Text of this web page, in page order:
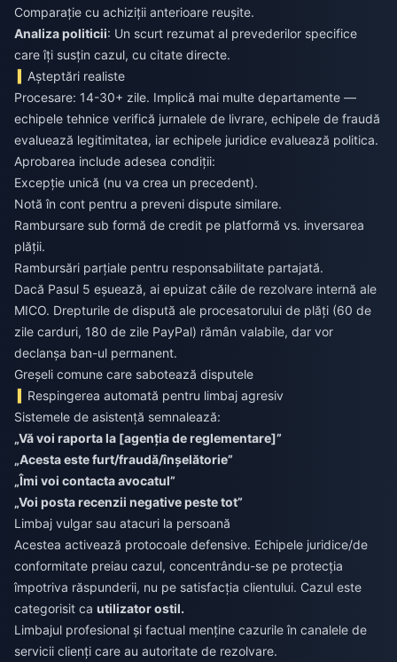
Comparație cu achiziții anterioare reușite.
Analiza politicii: Un scurt rezumat al prevederilor specifice
care îți susțin cazul, cu citate directe.
Așteptări realiste
Procesare: 14-30+ zile. Implică mai multe departamente —
echipele tehnice verifică jurnalele de livrare, echipele de fraudă
evaluează legitimitatea, iar echipele juridice evaluează politica.
Aprobarea include adesea condiții:
Excepție unică (nu va crea un precedent).
Notă în cont pentru a preveni dispute similare.
Rambursare sub formă de credit pe platformă vs. inversarea
plății.
Rambursări parțiale pentru responsabilitate partajată.
Dacă Pasul 5 eșuează, ai epuizat căile de rezolvare internă ale
MICO. Drepturile de dispută ale procesatorului de plăți (60 de
zile carduri, 180 de zile PayPal) rămân valabile, dar vor
declanșa ban-ul permanent.
Greșeli comune care sabotează disputele
Respingerea automată pentru limbaj agresiv
Sistemele de asistență semnalează:
„Vă voi raporta la [agenția de reglementare]”
„Acesta este furt/fraudă/înșelătorie”
„Îmi voi contacta avocatul”
„Voi posta recenzii negative peste tot”
Limbaj vulgar sau atacuri la persoană
Acestea activează protocoale defensive. Echipele juridice/de
conformitate preiau cazul, concentrându-se pe protecția
împotriva răspunderii, nu pe satisfacția clientului. Cazul este
categorisit ca utilizator ostil.
Limbajul profesional și factual menține cazurile în canalele de
servicii clienți care au autoritate de rezolvare.